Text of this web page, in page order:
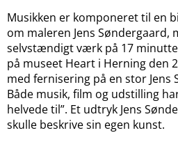
Musikken er komponeret til en
om maleren Jens Søndergaard,
selvstændigt værk på 17
på museet Heart i Herning den
med fernisering på en stor Jens
Både musik, film og udstilling
helvede til”. Et udtryk Jens
skulle beskrive sin egen kunst.